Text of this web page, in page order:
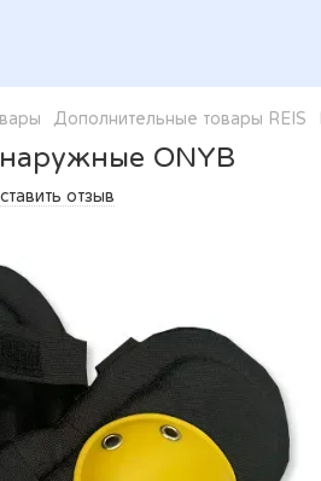
Дополнительные товары REIS
ONYB
отзыв